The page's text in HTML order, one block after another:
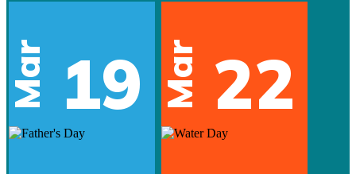
Mar 19 Mar 22